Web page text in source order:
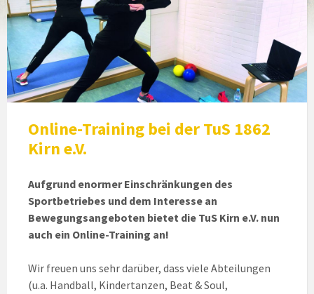
Online-Training bei der TuS 1862
Kirn e.V.
Aufgrund enormer Einschränkungen des
Sportbetriebes und dem Interesse an
Bewegungsangeboten bietet die TuS Kirn e.V. nun
auch ein Online-Training an!
Wir freuen uns sehr darüber, dass viele Abteilungen
(u.a. Handball, Kindertanzen, Beat & Soul,